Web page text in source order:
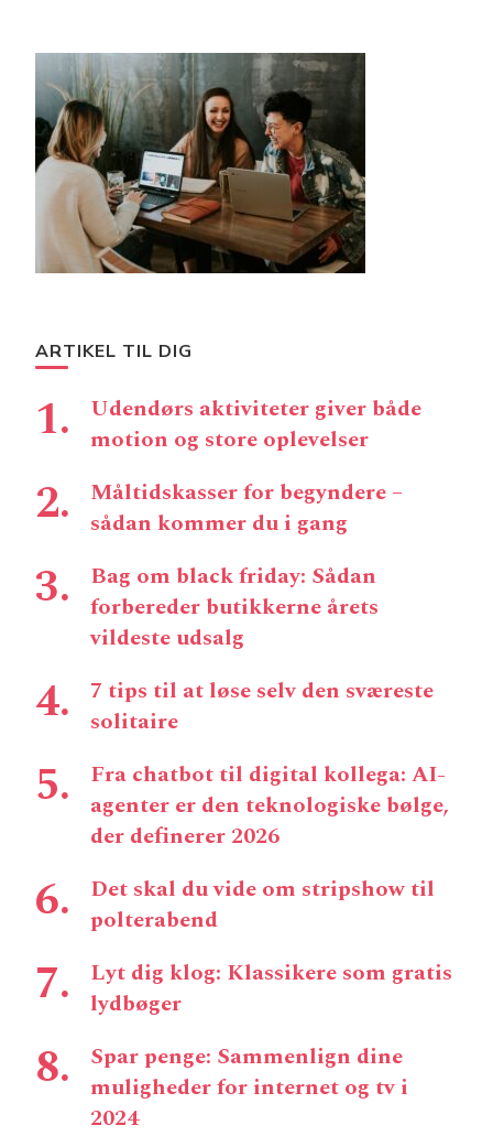
ARTIKEL TIL DIG
Udendørs aktiviteter giver både
motion og store oplevelser
Måltidskasser for begyndere –
sådan kommer du i gang
Bag om black friday: Sådan
forbereder butikkerne årets
vildeste udsalg
7 tips til at løse selv den sværeste
solitaire
Fra chatbot til digital kollega: AI-
agenter er den teknologiske bølge,
der definerer 2026
Det skal du vide om stripshow til
polterabend
Lyt dig klog: Klassikere som gratis
lydbøger
Spar penge: Sammenlign dine
muligheder for internet og tv i
2024